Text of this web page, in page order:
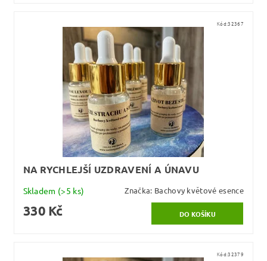
Kód:32367
NA RYCHLEJŠÍ UZDRAVENÍ A ÚNAVU
Skladem (>5 ks) Značka: Bachovy květové esence
330 Kč
Kód:32379